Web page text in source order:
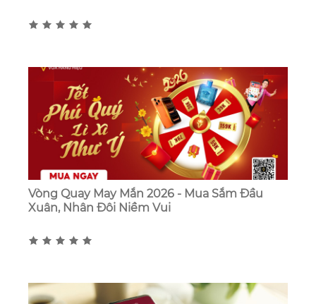
Vòng Quay May Mắn 2026 - Mua Sắm Đầu
Xuân, Nhân Đôi Niềm Vui